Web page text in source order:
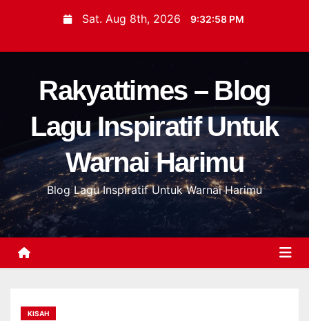
e
n
t
Sat. Aug 8th, 2026 9:32:59 PM
Rakyattimes – Blog
Lagu Inspiratif Untuk
Warnai Harimu
Blog Lagu Inspiratif Untuk Warnai Harimu
KISAH